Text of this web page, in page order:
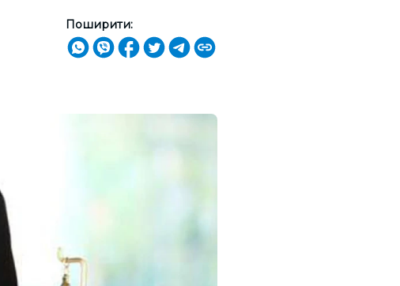
Поширити: